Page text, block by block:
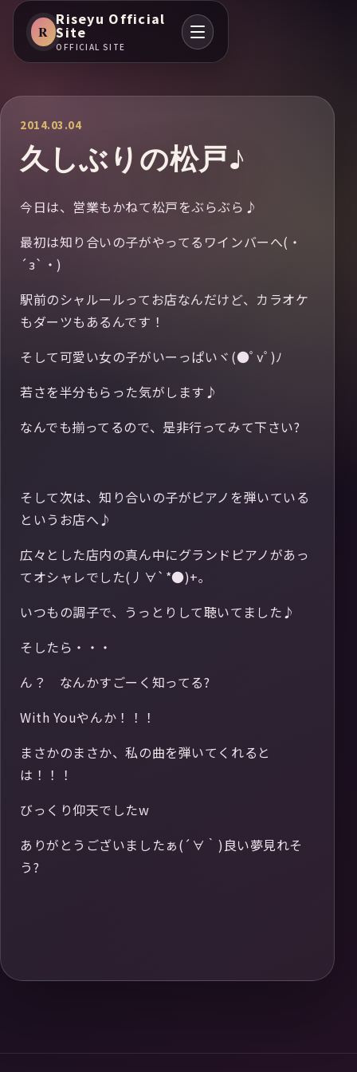
R
Riseyu Official
Site
OFFICIAL SITE
2014.03.04
久しぶりの松戸♪
今日は、営業もかねて松戸をぶらぶら♪
最初は知り合いの子がやってるワインバーへ(・
´з`・)
駅前のシャルールってお店なんだけど、カラオケ
もダーツもあるんです！
そして可愛い女の子がいーっぱいヾ(●ﾟⅴﾟ)ﾉ
若さを半分もらった気がします♪
なんでも揃ってるので、是非行ってみて下さい?
そして次は、知り合いの子がピアノを弾いている
というお店へ♪
広々とした店内の真ん中にグランドピアノがあっ
てオシャレでした(丿∀`*●)+｡
いつもの調子で、うっとりして聴いてました♪
そしたら・・・
ん？ なんかすごーく知ってる?
With Youやんか！！！
まさかのまさか、私の曲を弾いてくれると
は！！！
びっくり仰天でしたw
ありがとうございましたぁ(´∀｀)良い夢見れそ
う?